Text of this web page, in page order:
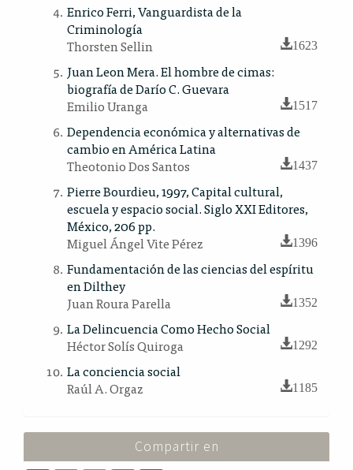
Enrico Ferri, Vanguardista de la
Criminología
Thorsten Sellin
1623
Juan Leon Mera. El hombre de cimas:
biografía de Darío C. Guevara
Emilio Uranga
1517
Dependencia económica y alternativas de
cambio en América Latina
Theotonio Dos Santos
1437
Pierre Bourdieu, 1997, Capital cultural,
escuela y espacio social. Siglo XXI Editores,
México, 206 pp.
Miguel Ángel Vite Pérez
1396
Fundamentación de las ciencias del espíritu
en Dilthey
Juan Roura Parella
1352
La Delincuencia Como Hecho Social
Héctor Solís Quiroga
1292
La conciencia social
Raúl A. Orgaz
1185
Compartir en